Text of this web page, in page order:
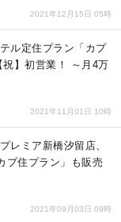
2021年12月15日 05時
ル定住プラン「カプ
】初営業！ ～月4万
2021年11月01日 10時
レミア新橋汐留店、
プ住プラン」も販売
2021年09月03日 09時